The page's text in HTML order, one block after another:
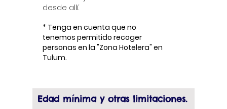
desde allí.
* Tenga en cuenta que no
tenemos permitido recoger
personas en la "Zona Hotelera" en
Tulum.
Edad mínima y otras limitaciones.